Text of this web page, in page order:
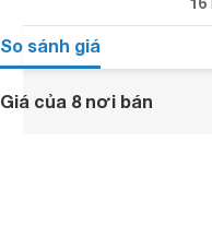
So sánh giá
Giá của 8 nơi bán